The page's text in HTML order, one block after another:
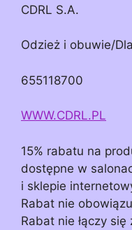
CDRL S.A.
Odzież i obuwie/
655118700
WWW.CDRL.PL
15% rabatu na
dostępne w
i sklepie
Rabat nie
Rabat nie łączy